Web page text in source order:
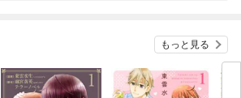
もっと見る